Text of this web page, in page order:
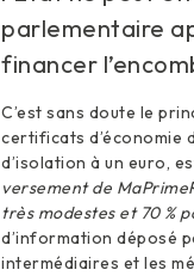
parlementaire
financer
C’est sans doute le
certificats d’économie
d’isolation à un euro,
versement de
très modestes et 70 %
d’information déposé
intermédiaires et les